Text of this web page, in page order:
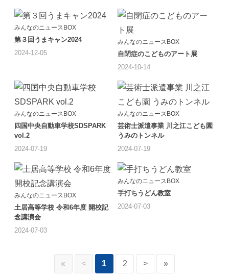
みんなのニュースBOX
第３回うまキャン2024
2024-12-05
みんなのニュースBOX
自閉症のこどものアート展
2024-10-14
みんなのニュースBOX
四国中央自動車学校SDSPARK
vol.2
2024-07-19
みんなのニュースBOX
芸術士派遣事業 川之江こども園
うみのトンネル
2024-07-19
みんなのニュースBOX
土居高等学校 令和6年度 開校記
念講演会
2024-07-03
みんなのニュースBOX
手打ちうどん教室
2024-07-03
« < 1 2 > »